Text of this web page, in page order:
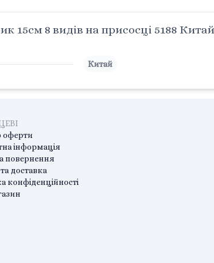
8 видів на присосці 5188 Китай
Китай
оферти
інформація
повернення
доставка
конфіденційності